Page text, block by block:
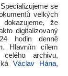
se
velkých
že
digitalizovaný
hodin denně
Hlavním cílem
archivu,
Václav Hána,